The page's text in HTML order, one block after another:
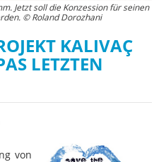
Jetzt soll die Konzession für seinen
© Roland Dorozhani
KALIVAÇ
LETZTEN
von